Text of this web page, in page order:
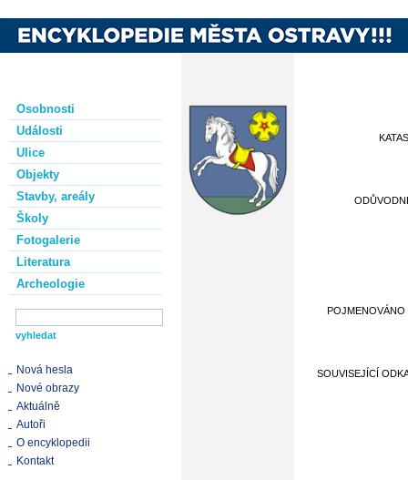
Osobnosti
Události
Ulice
Objekty
Stavby, areály
Školy
Fotogalerie
Literatura
Archeologie
Nová hesla
Nové obrazy
Aktuálně
Autoři
O encyklopedii
Kontakt
POJMENOVÁNO
SOUVISEJÍCÍ